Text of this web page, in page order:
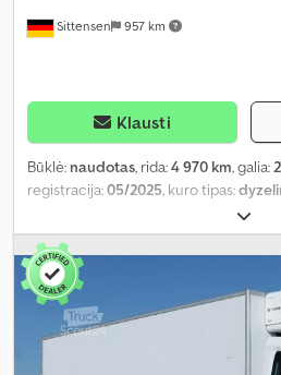
Sittensen 957 km
Klausti
Būklė: naudotas, rida:4 970 km, galia:
registracija:05/2025, kuro tipas:
, spalva:
automatinis, emisijos klasė:Euro 6,
bendras aukštis:3 830 mm, krovinio
vietos ilgis:
, krovinių
erdvės aukštis:
2 400 mm, Įranga:
programa (ESP), galinis keltuvas,
kondicionavimas